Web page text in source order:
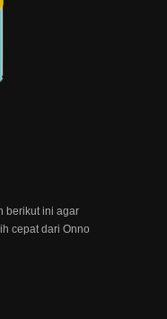
berikut ini agar
cepat dari Onno